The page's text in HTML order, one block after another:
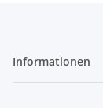
Informationen